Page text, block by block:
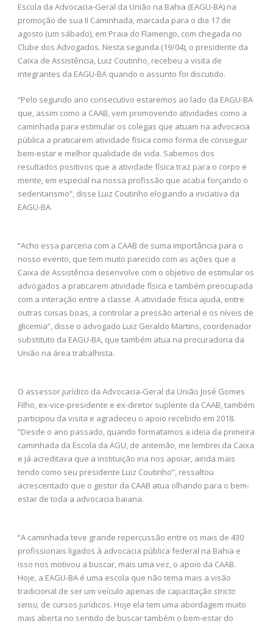
Escola da Advocacia-Geral da União na Bahia (EAGU-BA) na
promoção de sua II Caminhada, marcada para o dia 17 de
agosto (um sábado), em Praia do Flamengo, com chegada no
Clube dos Advogados. Nesta segunda (19/04), o presidente da
Caixa de Assistência, Luiz Coutinho, recebeu a visita de
integrantes da EAGU-BA quando o assunto foi discutido.
“Pelo segundo ano consecutivo estaremos ao lado da EAGU-BA
que, assim como a CAAB, vem promovendo atividades como a
caminhada para estimular os colegas que atuam na advocacia
pública a praticarem atividade física como forma de conseguir
bem-estar e melhor qualidade de vida. Sabemos dos
resultados positivos que a atividade física traz para o corpo e
mente, em especial na nossa profissão que acaba forçando o
sedentarismo”, disse Luiz Coutinho elogiando a iniciativa da
EAGU-BA.
“Acho essa parceria com a CAAB de suma importância para o
nosso evento, que tem muito parecido com as ações que a
Caixa de Assistência desenvolve com o objetivo de estimular os
advogados a praticarem atividade física e também preocupada
com a interação entre a classe. A atividade física ajuda, entre
outras coisas boas, a controlar a pressão arterial e os níveis de
glicemia”, disse o advogado Luiz Geraldo Martins, coordenador
substituto da EAGU-BA, que também atua na procuradoria da
União na área trabalhista.
O assessor jurídico da Advocacia-Geral da União José Gomes
Filho, ex-vice-presidente e ex-diretor suplente da CAAB, também
participou da visita e agradeceu o apoio recebido em 2018.
“Desde o ano passado, quando formatamos a ideia da primeira
caminhada da Escola da AGU, de antemão, me lembrei da Caixa
e já acreditava que a instituição iria nos apoiar, ainda mais
tendo como seu presidente Luiz Coutinho”, ressaltou
acrescentado que o gestor da CAAB atua olhando para o bem-
estar de toda a advocacia baiana.
“A caminhada teve grande repercussão entre os mais de 430
profissionais ligados à advocacia pública federal na Bahia e
isso nos motivou a buscar, mais uma vez, o apoio da CAAB.
Hoje, a EAGU-BA é uma escola que não tema mais a visão
tradicional de ser um veículo apenas de capacitação stricto
sensu, de cursos jurídicos. Hoje ela tem uma abordagem muito
mais aberta no sentido de buscar também o bem-estar do